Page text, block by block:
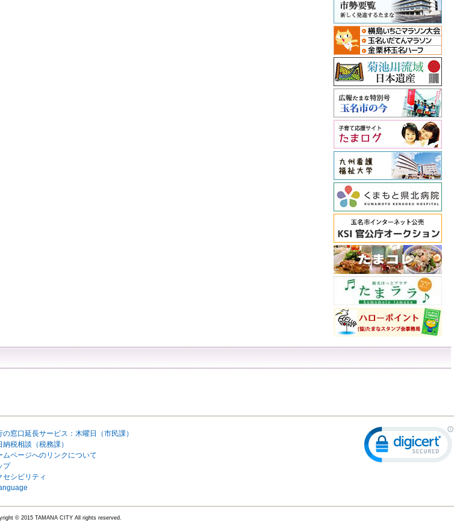
の窓口延長サービス：木曜日（市民課）
税相談（税務課）
ムページへのリンクについて
プ
セシビリティ
© 2015 TAMANA CITY All rights reserved.